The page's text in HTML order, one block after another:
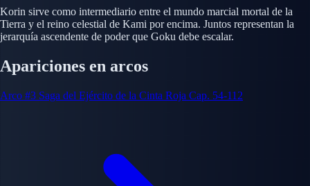
Korin sirve como intermediario entre el mundo marcial mortal de la
Tierra y el reino celestial de Kami por encima. Juntos representan la
jerarquía ascendente de poder que Goku debe escalar.
Apariciones en arcos
Arco #3 Saga del Ejército de la Cinta Roja Cap. 54-112